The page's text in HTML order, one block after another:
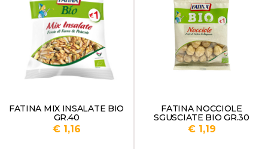
FATINA MIX INSALATE BIO
GR.40
€ 1,16
FATINA NOCCIOLE
SGUSCIATE BIO GR.30
€ 1,19